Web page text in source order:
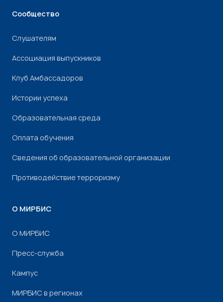
Сообщество
Слушателям
Ассоциация выпускников
Клуб Амбассадоров
Истории успеха
Образовательная среда
Оплата обучения
Сведения об образовательной организации
Противодействие терроризму
О МИРБИС
О МИРБИС
Пресс-служба
Кампус
МИРБИС в регионах